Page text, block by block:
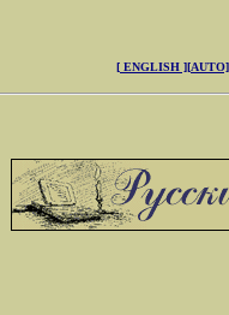
[ ENGLISH ][AUTO]